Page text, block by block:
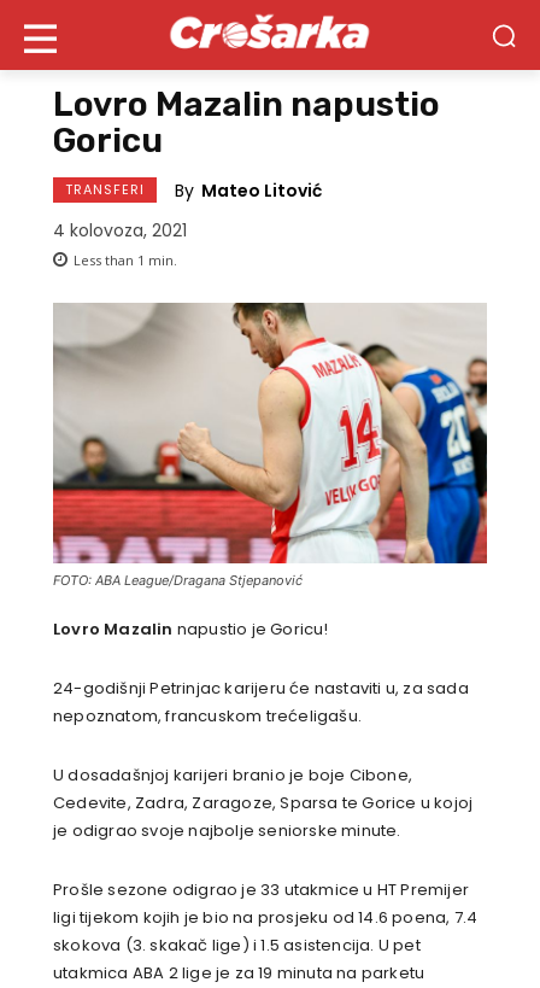
Lovro Mazalin napustio
Goricu
TRANSFERI By Mateo Litović
4 kolovoza, 2021
Less than 1 min.
FOTO: ABA League/Dragana Stjepanović
Lovro Mazalin napustio je Goricu!
24-godišnji Petrinjac karijeru će nastaviti u, za sada
nepoznatom, francuskom trećeligašu.
U dosadašnjoj karijeri branio je boje Cibone,
Cedevite, Zadra, Zaragoze, Sparsa te Gorice u kojoj
je odigrao svoje najbolje seniorske minute.
Prošle sezone odigrao je 33 utakmice u HT Premijer
ligi tijekom kojih je bio na prosjeku od 14.6 poena, 7.4
skokova (3. skakač lige) i 1.5 asistencija. U pet
utakmica ABA 2 lige je za 19 minuta na parketu